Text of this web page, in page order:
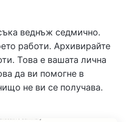
веднъж седмично.
работи. Архивирайте
Това е вашата лична
да ви помогне в
не ви се получава.